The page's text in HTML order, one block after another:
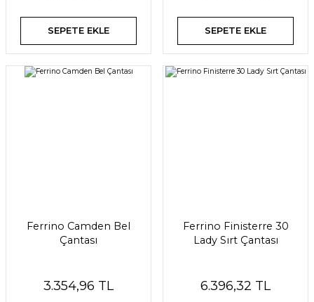
SEPETE EKLE SEPETE EKLE
Ferrino Camden Bel
Çantası
3.354,96 TL
Ferrino Finisterre 30
Lady Sırt Çantası
6.396,32 TL